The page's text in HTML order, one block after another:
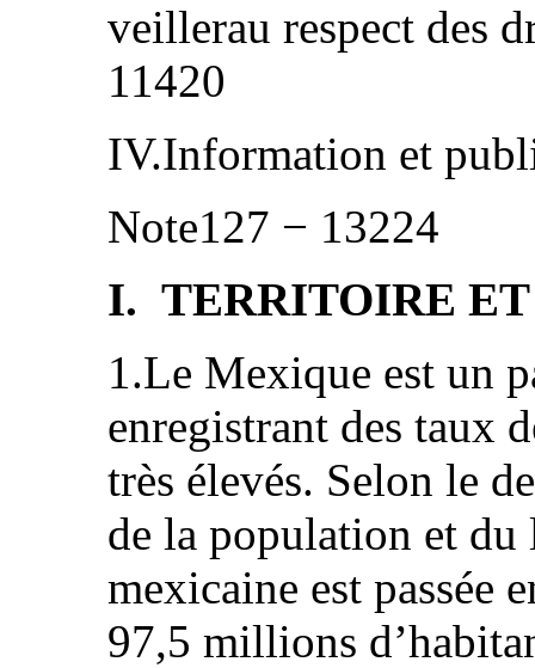
veillerau respect des
11420
IV.Information et
Note127 − 13224
I. TERRITOIRE
1.Le Mexique est un
enregistrant des taux
très élevés. Selon le
de la population et
mexicaine est passée
97,5 millions